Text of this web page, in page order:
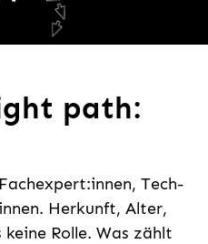
path:
Tech-
Herkunft, Alter,
Rolle. Was zählt